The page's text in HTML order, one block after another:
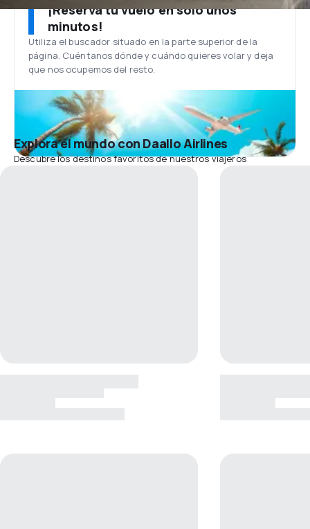
¡Reserva tu vuelo en solo unos
minutos!
Utiliza el buscador situado en la parte superior de la
página. Cuéntanos dónde y cuándo quieres volar y deja
que nos ocupemos del resto.
Explora el mundo con Daallo Airlines
Descubre los destinos favoritos de nuestros viajeros